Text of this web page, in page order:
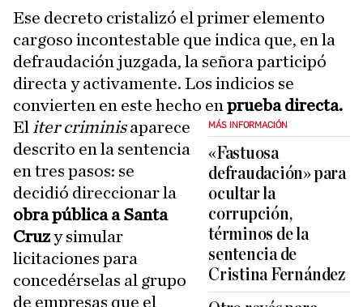
Ese decreto cristalizó el primer elemento
cargoso incontestable que indica que, en la
defraudación juzgada, la señora participó
directa y activamente. Los indicios se
convierten en este hecho en prueba directa.
MÁS INFORMACIÓN
«Fastuosa
defraudación» para
ocultar la
corrupción,
términos de la
sentencia de
Cristina Fernández
El iter criminisaparece
descrito en la sentencia
en tres pasos: se
decidió direccionar la
obra pública a Santa
Cruzy simular
licitaciones para
concedérselas al grupo
de empresas que el